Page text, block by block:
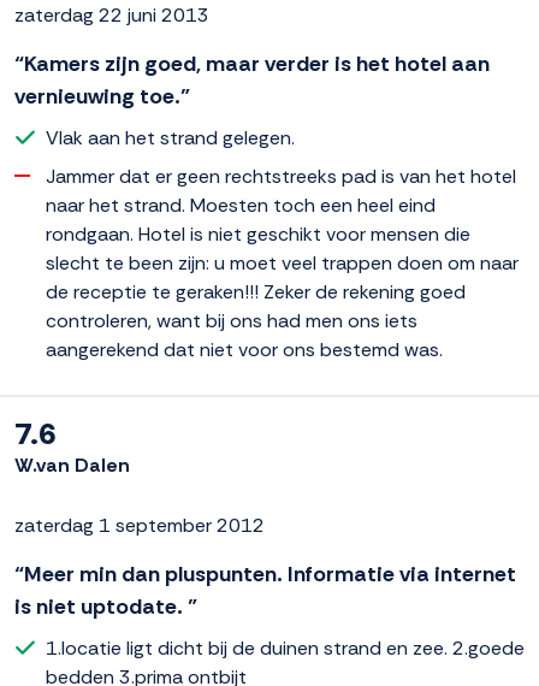
zaterdag 22 juni 2013
“Kamers zijn goed, maar verder is het hotel aan
vernieuwing toe.”
Vlak aan het strand gelegen.
Jammer dat er geen rechtstreeks pad is van het hotel
naar het strand. Moesten toch een heel eind
rondgaan. Hotel is niet geschikt voor mensen die
slecht te been zijn: u moet veel trappen doen om naar
de receptie te geraken!!! Zeker de rekening goed
controleren, want bij ons had men ons iets
aangerekend dat niet voor ons bestemd was.
7.6
W.van Dalen
zaterdag 1 september 2012
“Meer min dan pluspunten. Informatie via internet
is niet uptodate. ”
1.locatie ligt dicht bij de duinen strand en zee. 2.goede
bedden 3.prima ontbijt